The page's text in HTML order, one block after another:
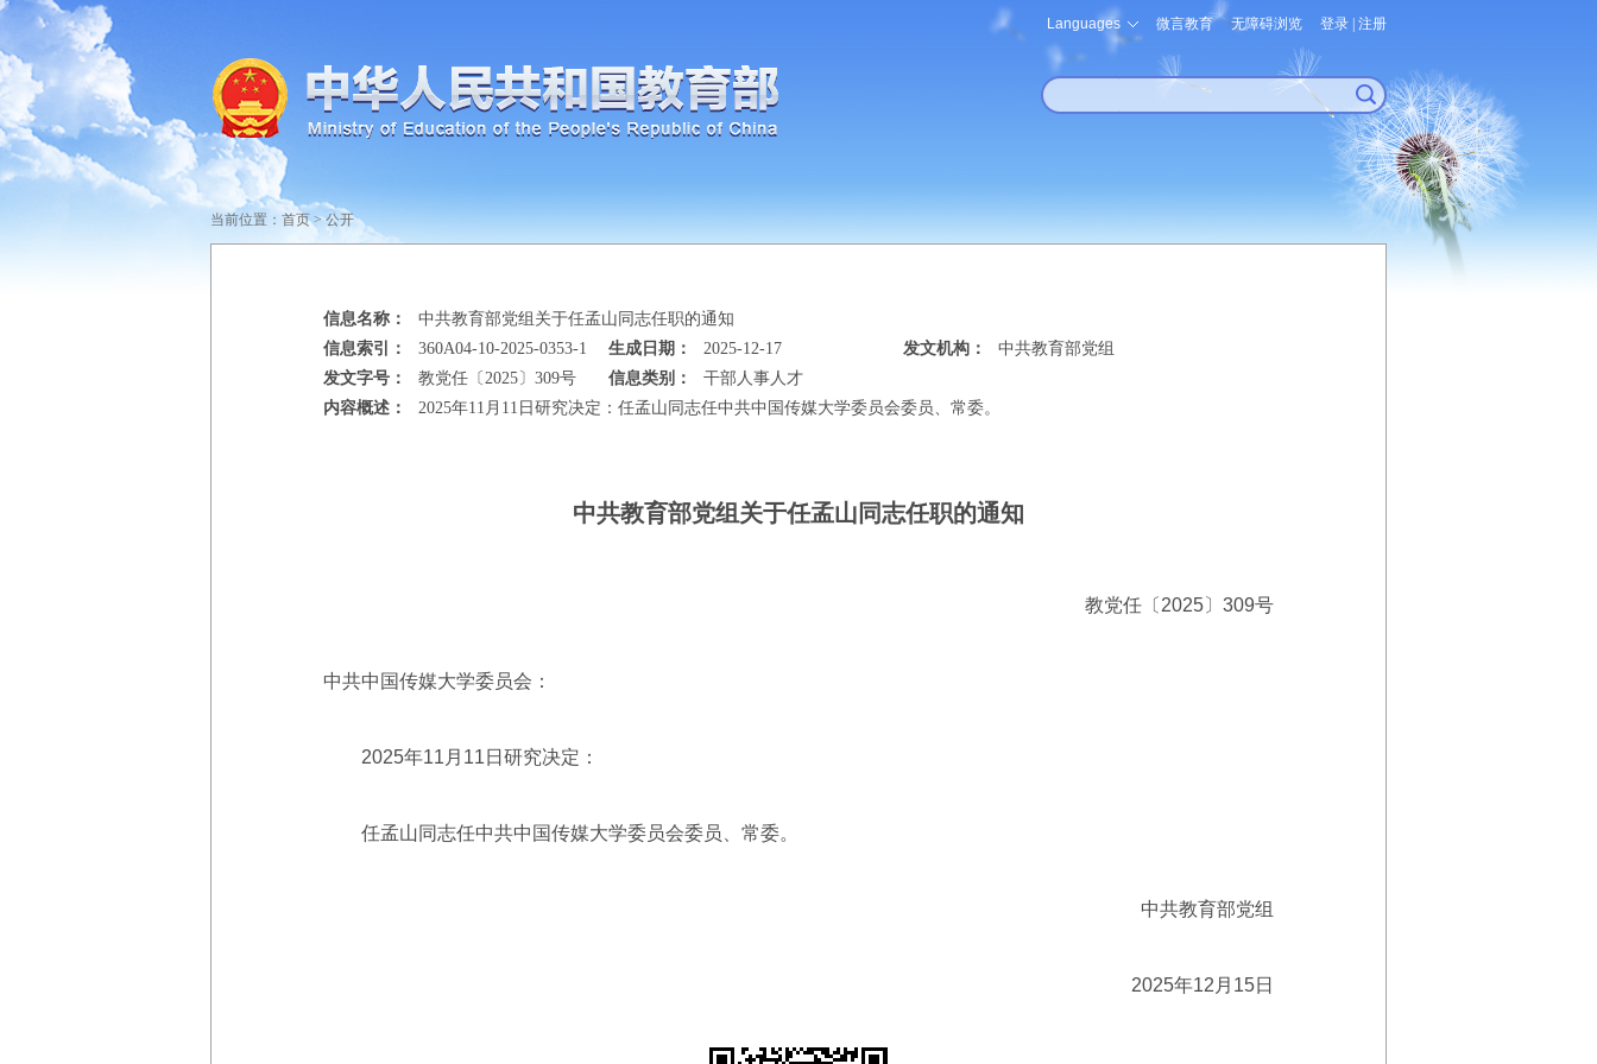
Languages 微言教育 无障碍浏览 登录 注册
当前位置： 首页>公开
信息名称：
中共教育部党组关于任孟山同志任职的通知
信息索引：
360A04-10-2025-0353-1 生成日期： 2025-12-17 发文机构：
中共教育部党组
发文字号：
教党任〔2025〕309号 信息类别：
干部人事人才
内容概述：
2025年11月11日研究决定：任孟山同志任中共中国传媒大学委员会委员、常委。
中共教育部党组关于任孟山同志任职的通知
教党任〔2025〕309号
中共中国传媒大学委员会：
2025年11月11日研究决定：
任孟山同志任中共中国传媒大学委员会委员、常委。
中共教育部党组
2025年12月15日